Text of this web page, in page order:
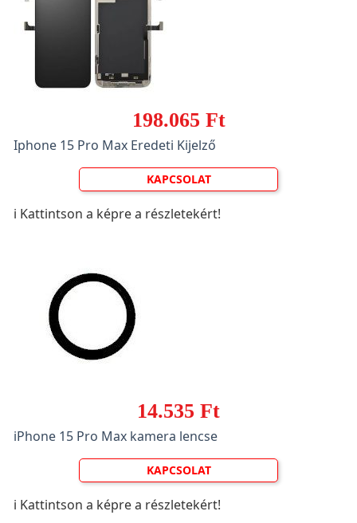
198.065 Ft
Iphone 15 Pro Max Eredeti Kijelző
KAPCSOLAT
ℹ️ Kattintson a képre a részletekért!
14.535 Ft
iPhone 15 Pro Max kamera lencse
KAPCSOLAT
ℹ️ Kattintson a képre a részletekért!